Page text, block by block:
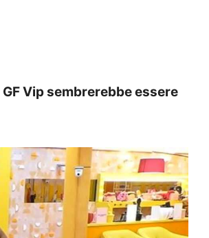
Vip sembrerebbe essere